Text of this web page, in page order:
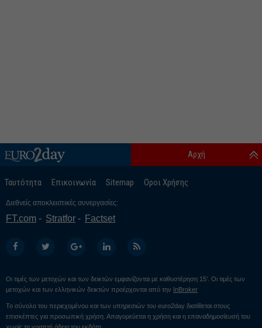
Ταυτότητα Επικοινωνία Sitemap Οροι Χρήσης
Αρχή
Διεθνείς αποκλειστικές συνεργασίες:
FT.com Stratfor Factset
Οι τιμές των μετοχών και των δεικτών εμφανίζονται με καθυστέρηση 15’. Οι τιμές των
μετοχών και των ελληνικών δεικτών προέρχονται από την InBroker
Το σύνολο του περιεχομένου και των υπηρεσιών του euro2day διατίθεται στους
επισκέπτες για προσωπική χρήση. Απαγορεύεται η χρήση και η επαναδημοσίευσή του